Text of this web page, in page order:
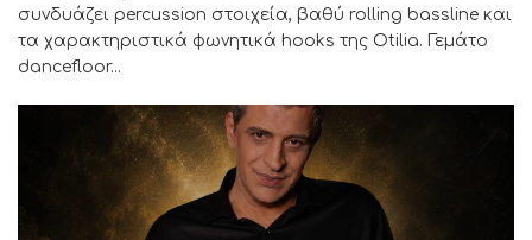
συνδυάζει percussion στοιχεία, βαθύ rolling bassline και
τα χαρακτηριστικά φωνητικά hooks της Otilia. Γεμάτο
dancefloor...